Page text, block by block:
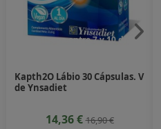
Entrega entre 7 y 10 dias
Kapth2O Lábio 30 Cápsulas. V
de Ynsadiet
14,36 €16,90 €